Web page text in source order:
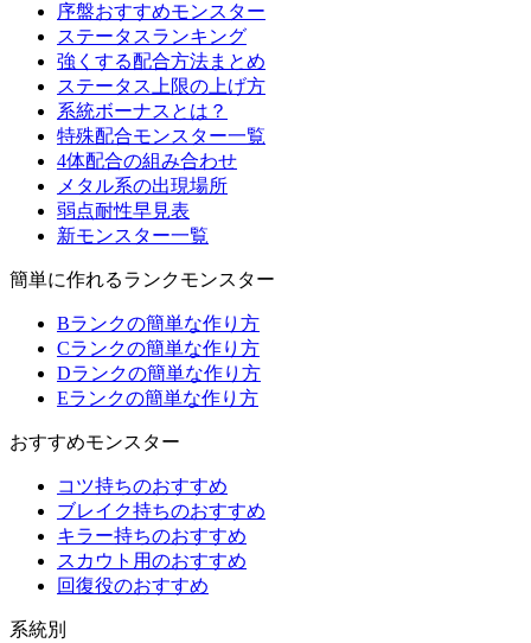
序盤おすすめモンスター
ステータスランキング
強くする配合方法まとめ
ステータス上限の上げ方
系統ボーナスとは？
特殊配合モンスター一覧
4体配合の組み合わせ
メタル系の出現場所
弱点耐性早見表
新モンスター一覧
簡単に作れるランクモンスター
Bランクの簡単な作り方
Cランクの簡単な作り方
Dランクの簡単な作り方
Eランクの簡単な作り方
おすすめモンスター
コツ持ちのおすすめ
ブレイク持ちのおすすめ
キラー持ちのおすすめ
スカウト用のおすすめ
回復役のおすすめ
系統別